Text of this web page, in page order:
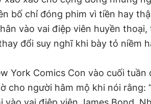
bố chỉ đóng phim vì tiền hay
vào vai điệp viên huyền
đổi suy nghĩ khi bày tỏ niềm
York Comics Con vào cuối tuần
cho người hâm mộ khi nói rằng: